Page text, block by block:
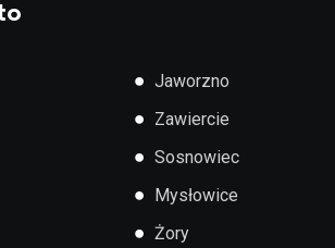
● Jaworzno
● Zawiercie
● Sosnowiec
● Mysłowice
● Żory